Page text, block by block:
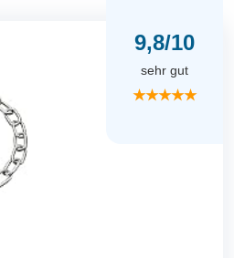
9,8/10
sehr gut
★★★★★